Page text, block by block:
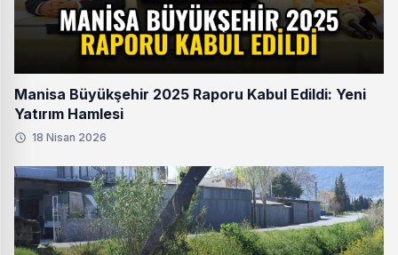
Manisa Büyükşehir 2025 Raporu Kabul Edildi: Yeni
Yatırım Hamlesi
18 Nisan 2026